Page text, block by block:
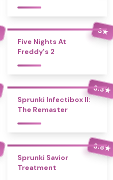
3★
Five Nights At
Freddy's 2
3.3★
Sprunki Infectibox II:
The Remaster
3.8★
Sprunki Savior
Treatment